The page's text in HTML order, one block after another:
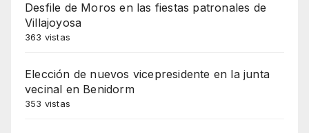
Desfile de Moros en las fiestas patronales de
Villajoyosa
363 vistas
Elección de nuevos vicepresidente en la junta
vecinal en Benidorm
353 vistas